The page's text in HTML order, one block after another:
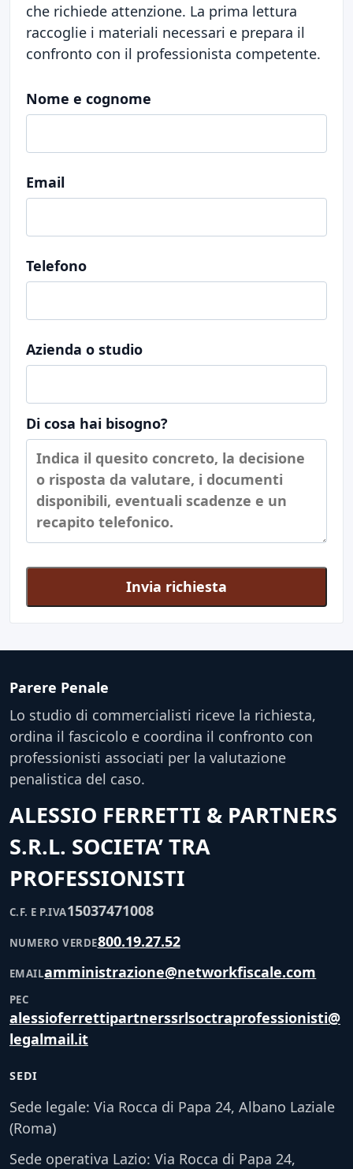
che richiede attenzione. La prima lettura
raccoglie i materiali necessari e prepara il
confronto con il professionista competente.
Nome e cognome
Email
Telefono
Azienda o studio
Di cosa hai bisogno?
Invia richiesta
Parere Penale
Lo studio di commercialisti riceve la richiesta,
ordina il fascicolo e coordina il confronto con
professionisti associati per la valutazione
penalistica del caso.
ALESSIO FERRETTI & PARTNERS
S.R.L. SOCIETA’ TRA
PROFESSIONISTI
C.F. E P.IVA15037471008
NUMERO VERDE800.19.27.52
EMAILamministrazione@networkfiscale.com
PEC
alessioferrettipartnerssrlsoctraprofessionisti@
legalmail.it
SEDI
Sede legale: Via Rocca di Papa 24, Albano Laziale
(Roma)
Sede operativa Lazio: Via Rocca di Papa 24,